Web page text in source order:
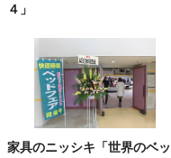
４」
家具のニッシキ「世界のベッ